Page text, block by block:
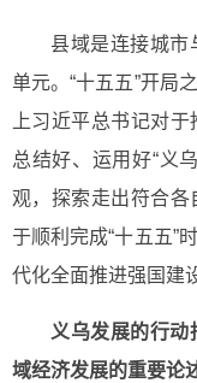
县域是连接城市
单元。“十五五”开局
上习近平总书记对
总结好、运用好“义
观，探索走出符合
于顺利完成“十五五”
代化全面推进强国建
义乌发展的行
域经济发展的重要论